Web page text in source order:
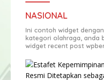
NASIONAL
Ini contoh widget
kategori olahraga, anda
widget recent post